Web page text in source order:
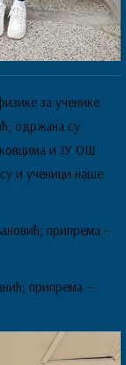
за ученике
одржана су
и ЈУ ОШ
и ученици наше
припрема –
припрема –